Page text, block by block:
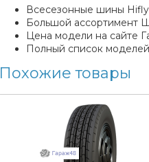
Всесезонные шины Hifly
Большой ассортимент
Цена модели на сайте
Полный список
Похожие товары